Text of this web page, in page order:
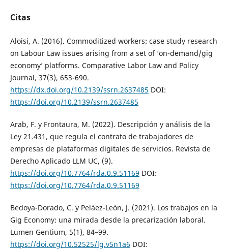
Citas
Aloisi, A. (2016). Commoditized workers: case study research
on Labour Law issues arising from a set of ‘on-demand/gig
economy’ platforms. Comparative Labor Law and Policy
Journal, 37(3), 653-690.
https://dx.doi.org/10.2139/ssrn.2637485 DOI:
https://doi.org/10.2139/ssrn.2637485
Arab, F. y Frontaura, M. (2022). Descripción y análisis de la
Ley 21.431, que regula el contrato de trabajadores de
empresas de plataformas digitales de servicios. Revista de
Derecho Aplicado LLM UC, (9).
https://doi.org/10.7764/rda.0.9.51169 DOI:
https://doi.org/10.7764/rda.0.9.51169
Bedoya-Dorado, C. y Peláez-León, J. (2021). Los trabajos en la
Gig Economy: una mirada desde la precarización laboral.
Lumen Gentium, 5(1), 84–99.
https://doi.org/10.52525/lg.v5n1a6 DOI: